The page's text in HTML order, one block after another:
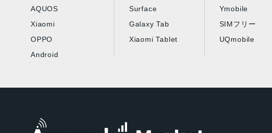
AQUOS
Xiaomi
OPPO
Android
Surface
Galaxy Tab
Xiaomi Tablet
Ymobile
SIMフリー
UQmobile